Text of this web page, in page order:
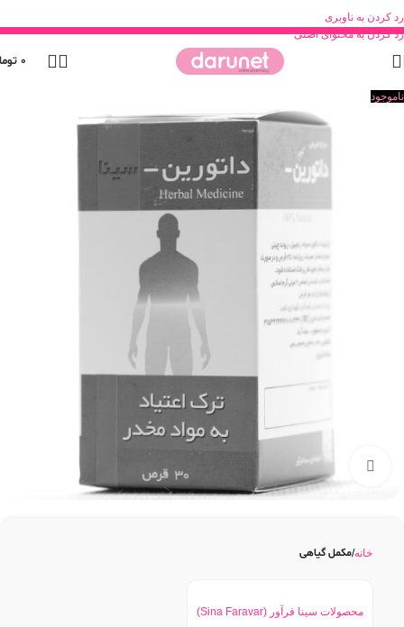
رد کردن به ناوبری
رد کردن به محتوای اصلی
0
ناموجود
بزرگنمایی تصویر
خانه مکمل گیاهی
محصولات سینا فرآور (Sina Faravar)